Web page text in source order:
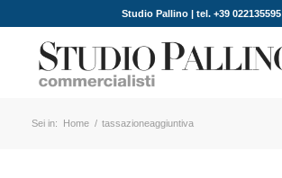
Studio Pallino | tel. +39 022135595
Sei in: Home / tassazioneaggiuntiva